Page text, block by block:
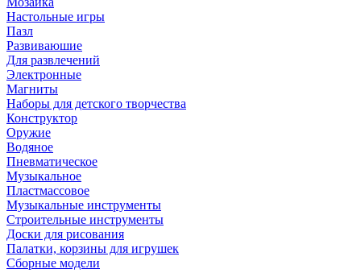
Настольные игры
Пазл
Развиваюшие
Для развлечений
Электронные
Магниты
Наборы для детского творчества
Конструктор
Оружие
Водяное
Пневматическое
Музыкальное
Пластмассовое
Музыкальные инструменты
Строительные инструменты
Доски для рисования
Палатки, корзины для игрушек
Сборные модели